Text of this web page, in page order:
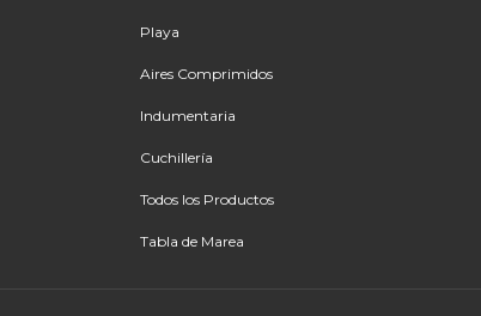
Playa
Aires Comprimidos
Indumentaria
Cuchillería
Todos los Productos
Tabla de Marea